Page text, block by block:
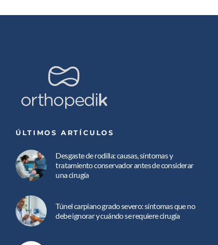
ÚLTIMOS ARTÍCULOS
Desgaste de rodilla: causas, síntomas y
tratamiento conservador antes de considerar
una cirugía
Túnel carpiano grado severo: síntomas que no
debe ignorar y cuándo se requiere cirugía